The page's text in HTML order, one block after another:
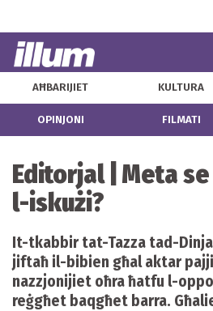
AĦBARIJIET KULTURA
OPINJONI FILMATI
Editorjal | Meta
l-iskużi?
It-tkabbir tat-Tazza tad-
jiftaħ il-bibien għal aktar
nazzjonijiet oħra ħatfu l-
reġgħet baqgħet barra.